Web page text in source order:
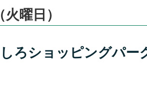
曜日）
ろショッピングパー